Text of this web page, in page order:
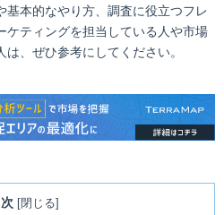
基本的なやり方、調査に役立つフレ
ケティングを担当している人や市場
、ぜひ参考にしてください。
閉じる